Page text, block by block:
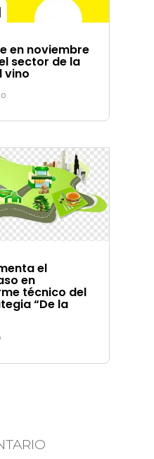
en noviembre
sector de la
vino
el
en
técnico del
“De la